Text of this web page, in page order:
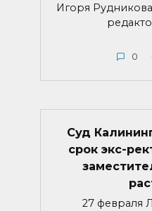
Игоря
0
Суд
срок экс-
27 февраля